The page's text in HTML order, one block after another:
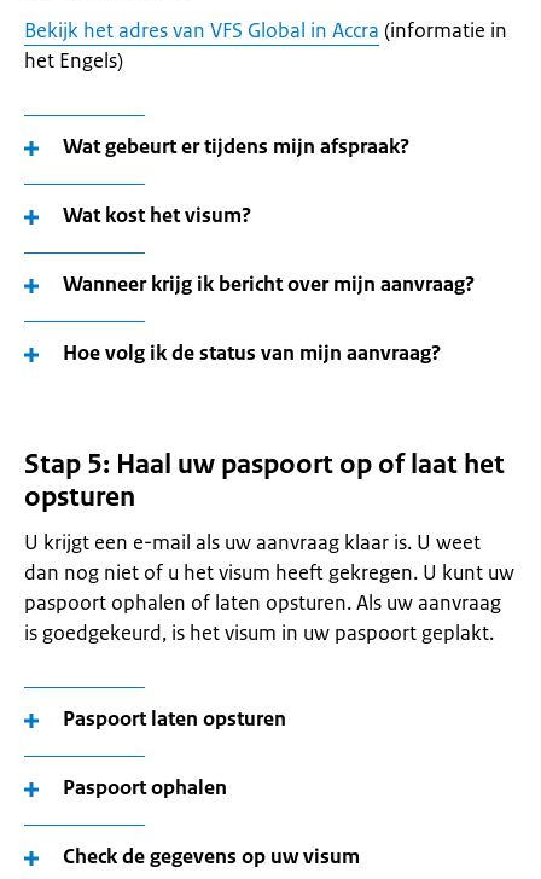
Bekijk het adres van VFS Global in Accra (informatie in
het Engels)
Wat gebeurt er tijdens mijn afspraak?
Wat kost het visum?
Wanneer krijg ik bericht over mijn aanvraag?
Hoe volg ik de status van mijn aanvraag?
Stap 5: Haal uw paspoort op of laat het
opsturen
U krijgt een e-mail als uw aanvraag klaar is. U weet
dan nog niet of u het visum heeft gekregen. U kunt uw
paspoort ophalen of laten opsturen. Als uw aanvraag
is goedgekeurd, is het visum in uw paspoort geplakt.
Paspoort laten opsturen
Paspoort ophalen
Check de gegevens op uw visum